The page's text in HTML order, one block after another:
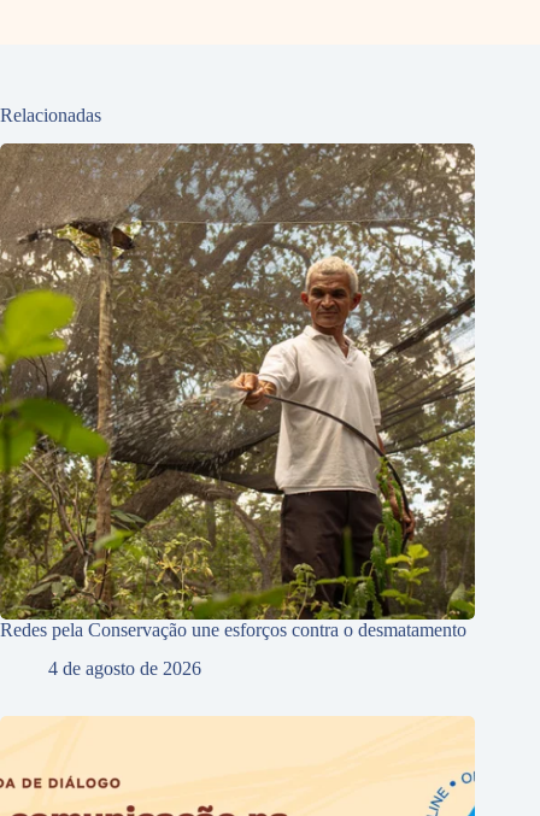
Relacionadas
Redes pela Conservação une esforços contra o desmatamento
4 de agosto de 2026